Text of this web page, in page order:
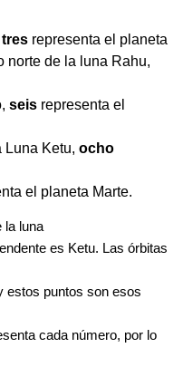
tres representa el planeta
norte de la luna Rahu,
seis representa el
Luna Ketu, ocho
el planeta Marte.
la luna
es Ketu. Las órbitas
estos puntos son esos
cada número, por lo